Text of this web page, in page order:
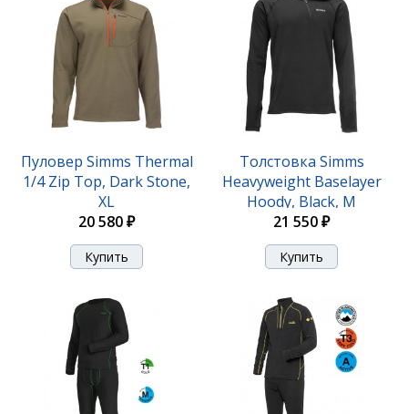
Пуловер Simms Thermal
1/4 Zip Top, Dark Stone,
XL
20 580 ₽
Толстовка Simms
Heavyweight Baselayer
Hoody, Black, M
21 550 ₽